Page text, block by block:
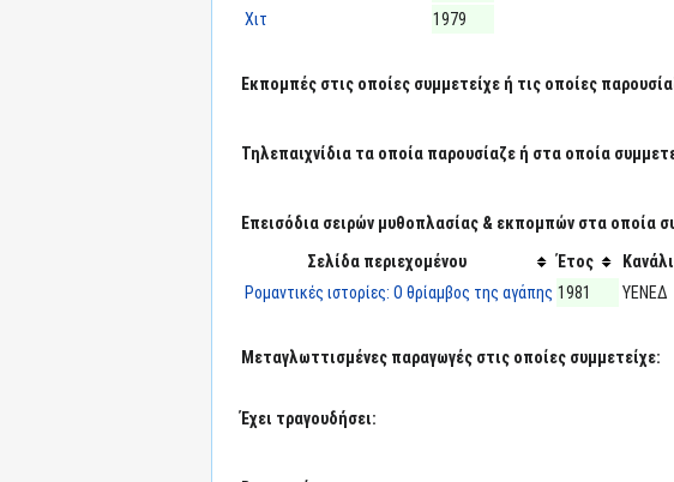
Χιτ
1979
Εκπομπές στις οποίες συμμετείχε ή τις οποίες
Τηλεπαιχνίδια τα οποία παρουσίαζε ή στα οποία
Επεισόδια σειρών μυθοπλασίας & εκπομπών στα οποία
Σελίδα περιεχομένου
Έτος
Κανάλι
Ρομαντικές ιστορίες: Ο θρίαμβος της αγάπης 1981 ΥΕΝΕΔ
Μεταγλωττισμένες παραγωγές στις οποίες συμμετείχε:
Έχει τραγουδήσει: